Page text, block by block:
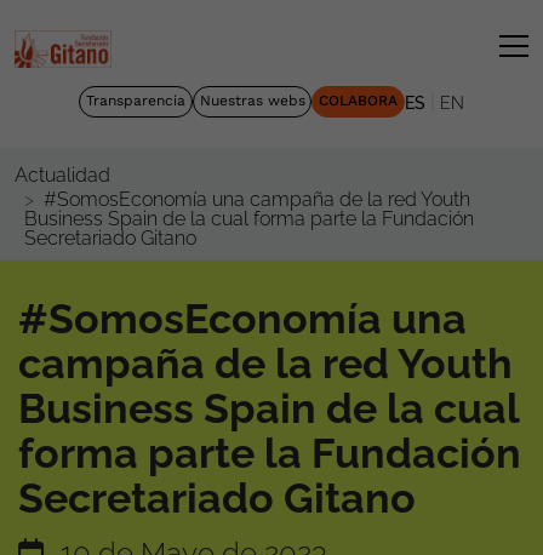
Transparencia Nuestras webs COLABORA ES EN
Actualidad
#SomosEconomía una campaña de la red Youth
Business Spain de la cual forma parte la Fundación
Secretariado Gitano
#SomosEconomía una
campaña de la red Youth
Business Spain de la cual
forma parte la Fundación
Secretariado Gitano